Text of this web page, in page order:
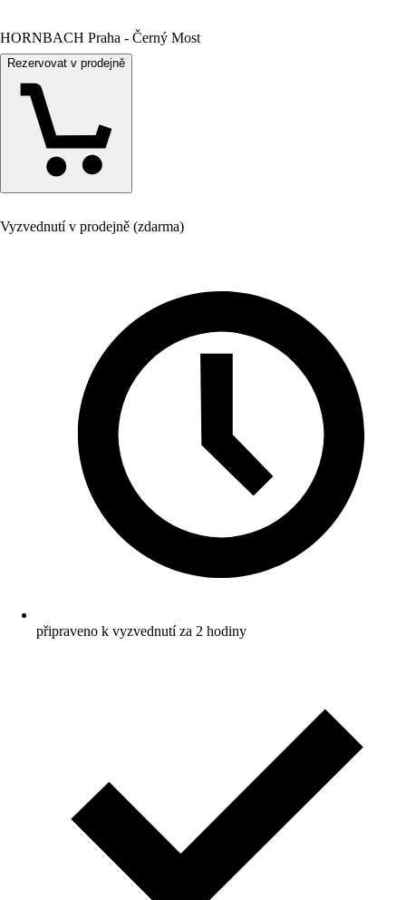
HORNBACH Praha - Černý Most
Rezervovat v prodejně
Vyzvednutí v prodejně (zdarma)
připraveno k vyzvednutí za 2 hodiny